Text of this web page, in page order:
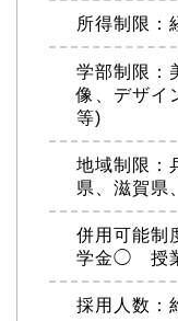
所得制限：
学部制限：
像、デザイ
等)
地域制限：
県、滋賀県
併用可能
学金◯ 授
採用人数：